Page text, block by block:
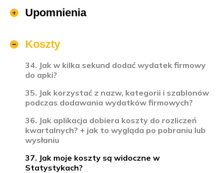
Upomnienia
Koszty
34. Jak w kilka sekund dodać wydatek firmowy
do apki?
35. Jak korzystać z nazw, kategorii i szablonów
podczas dodawania wydatków firmowych?
36. Jak aplikacja dobiera koszty do rozliczeń
kwartalnych? + jak to wygląda po pobraniu lub
wysłaniu
37. Jak moje koszty są widoczne w
Statystykach?